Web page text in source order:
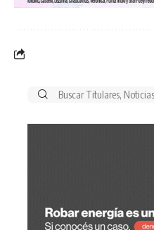
Buscar